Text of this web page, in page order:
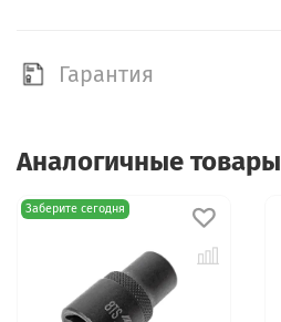
Гарантия
Аналогичные товары
Заберите сегодня